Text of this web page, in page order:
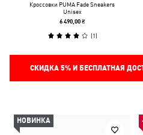
Кроссовки PUMA Fade Sneakers
Unisex
6 490,00 ₴
(1)
СКИДКА 5%И БЕСПЛАТНАЯ
НОВИНКА